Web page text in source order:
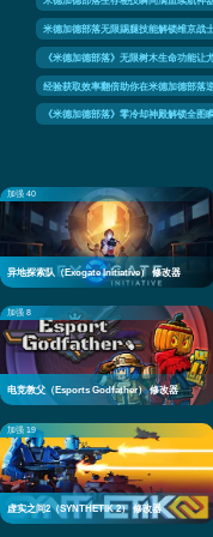
米德加德部落无限踢腿技能解锁维京战
《米德加德部落》无限树木生命功能让
经验获取效率翻倍助你在米德加德部落
《米德加德部落》零冷却神殿解锁全图
加强 40
异地探索队（Exogate Initiative） 修改器
加强 8
电竞教父（Esports Godfather） 修改器
加强 19
虚实之间2（SYNTHETIK 2） 修改器